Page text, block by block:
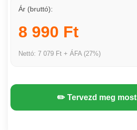
Ár (bruttó):
8 990 Ft
Nettó: 7 079 Ft + ÁFA (27%)
✏️ Tervezd meg most